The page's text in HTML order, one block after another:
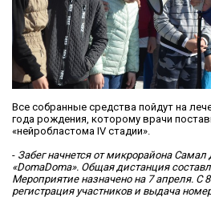
Все собранные средства пойдут на
года рождения, которому врачи
«нейробластома IV стадии».
- Забег начнется от микрорайона Самал
«DomaDoma». Общая дистанция
Мероприятие назначено на 7 апреля. С
регистрация участников и выдача